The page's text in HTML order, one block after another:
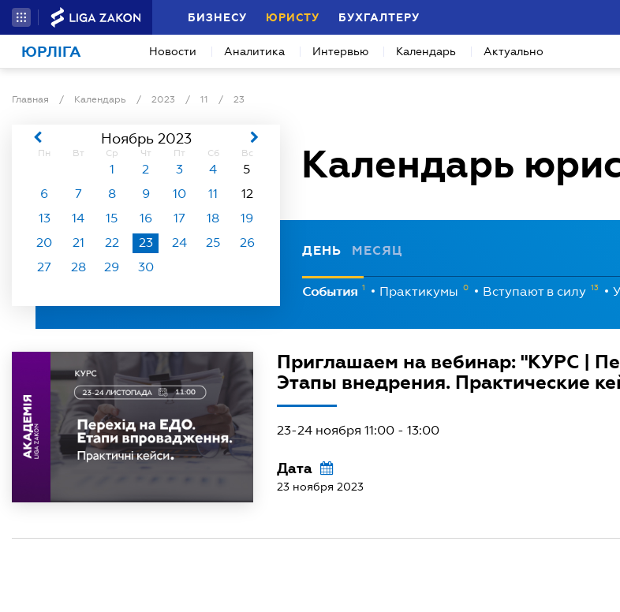
БИЗНЕСУ ЮРИСТУ БУХГАЛТЕРУ
ЮРЛІГА Новости Аналитика Интервью Календарь Актуально
Главная / Календарь / 2023 / 11 / 23
Календарь
Ноябрь 2023
Пн Вт Ср Чт Пт Сб Вс
1 2 3 4
5
6
7 8 9 10 11
12
13
14 15 16 17 18
19
20
21 22 23 24 25
26
27
28 29 30
ДЕНЬ МЕСЯЦ
События 1 Практикумы 0 Вступают в силу 13
Приглашаем на вебинар: "КУРС |
Этапы внедрения. Практические
23-24 ноября 11:00 - 13:00
Дата
23 ноября 2023